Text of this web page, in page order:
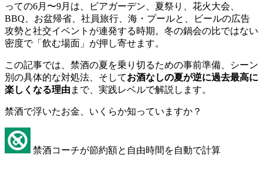
っての6月〜9月は、ビアガーデン、夏祭り、花火大会、
BBQ、お盆帰省、社員旅行、海・プールと、ビールの広告
攻勢と社交イベントが連発する時期。冬の鍋会の比ではない
密度で「飲む場面」が押し寄せます。
この記事では、禁酒の夏を乗り切るための事前準備、シーン
別の具体的な対処法、そしてお酒なしの夏が逆に過去最高に
楽しくなる理由 まで、実践レベルで解説します。
禁酒で浮いたお金、いくらか知っていますか？
禁酒コーチが節約額と自由時間を自動で計算